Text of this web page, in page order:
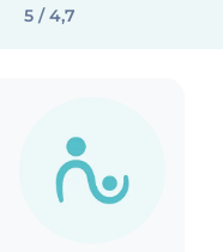
4,7 / 5